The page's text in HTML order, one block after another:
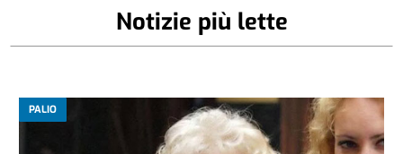
Notizie più lette
PALIO